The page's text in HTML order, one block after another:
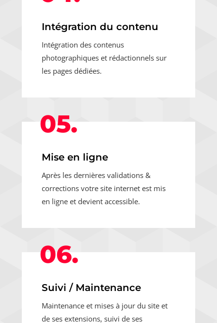
Intégration du contenu
Intégration des contenus
photographiques et rédactionnels sur
les pages dédiées.
05.
Mise en ligne
Après les dernières validations &
corrections votre site internet est mis
en ligne et devient accessible.
06.
Suivi / Maintenance
Maintenance et mises à jour du site et
de ses extensions, suivi de ses